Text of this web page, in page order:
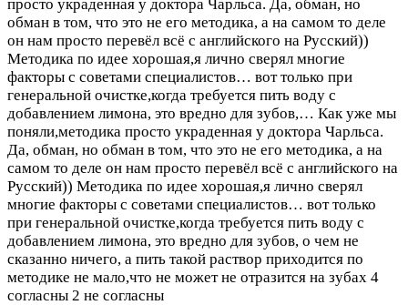
просто украденная у доктора Чарльса. Да, обман, но
обман в том, что это не его методика, а на самом то деле
он нам просто перевёл всё с английского на Русский))
Методика по идее хорошая,я лично сверял многие
факторы с советами специалистов… вот только при
генеральной очистке,когда требуется пить воду с
добавлением лимона, это вредно для зубов,… Как уже мы
поняли,методика просто украденная у доктора Чарльса.
Да, обман, но обман в том, что это не его методика, а на
самом то деле он нам просто перевёл всё с английского на
Русский)) Методика по идее хорошая,я лично сверял
многие факторы с советами специалистов… вот только
при генеральной очистке,когда требуется пить воду с
добавлением лимона, это вредно для зубов, о чем не
сказанно ничего, а пить такой раствор приходится по
методике не мало,что не может не отразится на зубах 4
согласны 2 не согласны